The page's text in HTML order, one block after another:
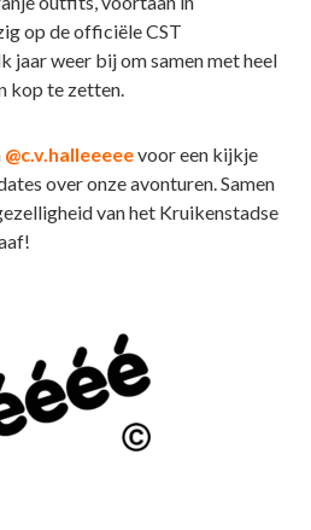
op de officiële CST
jaar weer bij om samen met heel
kop te zetten.
@c.v.halleeeeevoor een kijkje
over onze avonturen. Samen
van het Kruikenstadse